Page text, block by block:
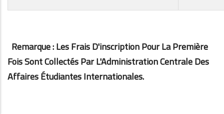
Remarque : Les Frais D'inscription Pour La Première
Fois Sont Collectés Par L'Administration Centrale Des
Affaires Étudiantes Internationales.